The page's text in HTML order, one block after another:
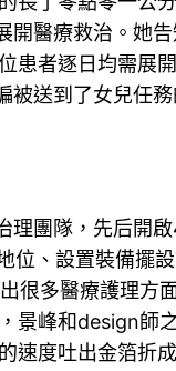
醫療救治。她
患者逐日均需展
送到了女兒任
團隊，先后開
、設置裝備擺
很多醫療護理方
景峰和design師
速度吐出金箔折